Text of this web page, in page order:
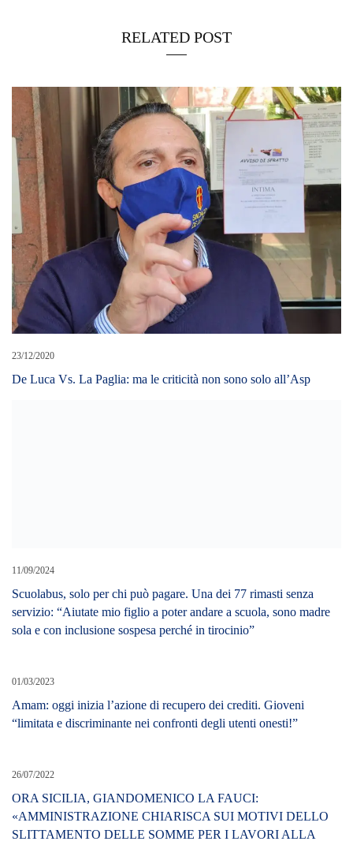
RELATED POST
23/12/2020
De Luca Vs. La Paglia: ma le criticità non sono solo all’Asp
11/09/2024
Scuolabus, solo per chi può pagare. Una dei 77 rimasti senza
servizio: “Aiutate mio figlio a poter andare a scuola, sono madre
sola e con inclusione sospesa perché in tirocinio”
01/03/2023
Amam: oggi inizia l’azione di recupero dei crediti. Gioveni
“limitata e discriminante nei confronti degli utenti onesti!”
26/07/2022
ORA SICILIA, GIANDOMENICO LA FAUCI:
«AMMINISTRAZIONE CHIARISCA SUI MOTIVI DELLO
SLITTAMENTO DELLE SOMME PER I LAVORI ALLA